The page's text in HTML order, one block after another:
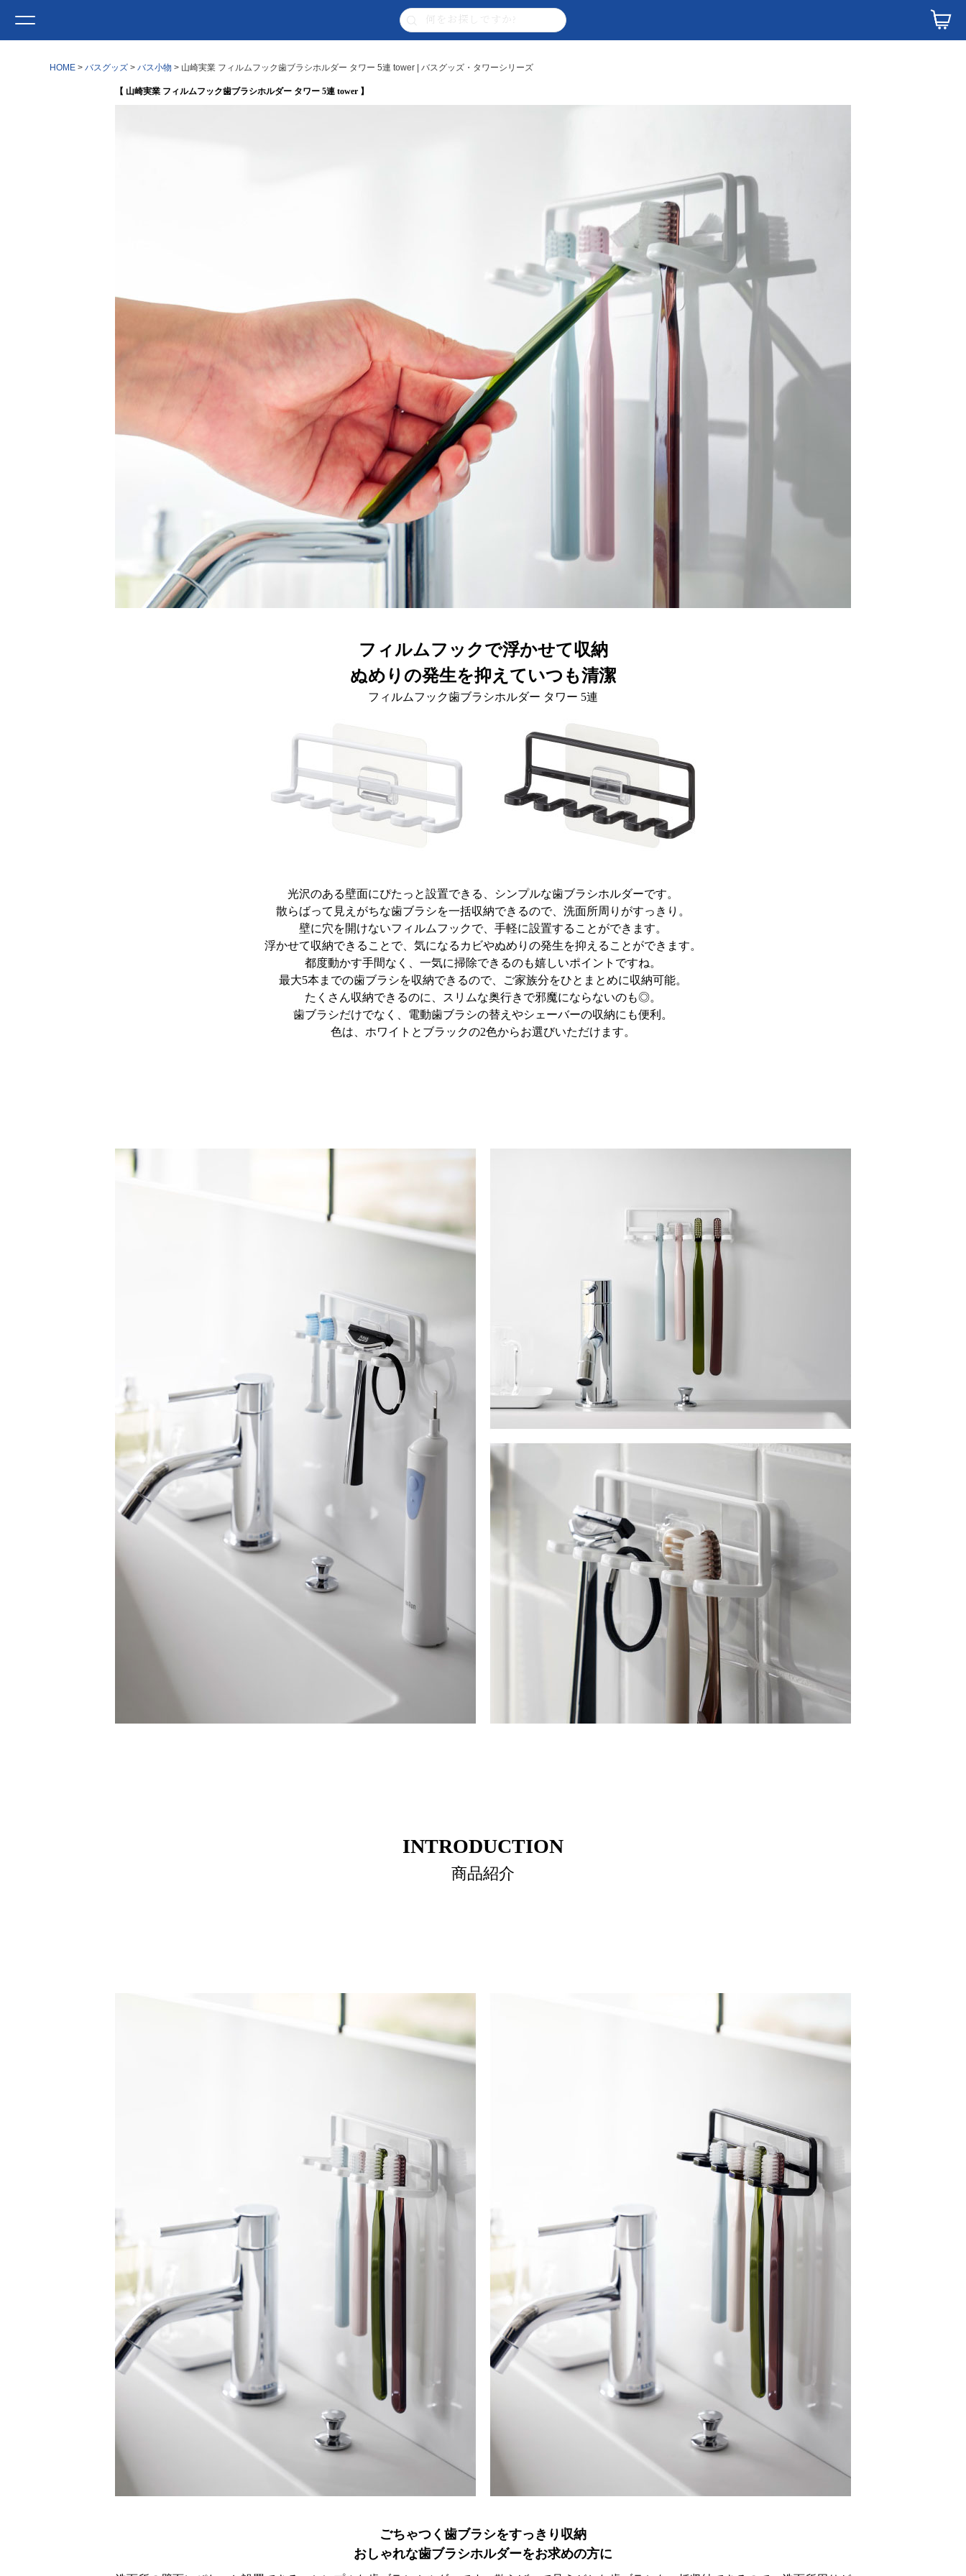
HOME バスグッズ バス小物 山崎実業 フィルムフック歯ブラシホルダー タワー 5連 tower | バスグッズ・タワーシリーズ
【 山崎実業 フィルムフック歯ブラシホルダー タワー 5連 tower 】
フィルムフックで浮かせて収納
ぬめりの発生を抑えていつも清潔
フィルムフック歯ブラシホルダー タワー 5連
光沢のある壁面にぴたっと設置できる、シンプルな歯ブラシホルダーです。
散らばって見えがちな歯ブラシを一括収納できるので、洗面所周りがすっきり。
壁に穴を開けないフィルムフックで、手軽に設置することができます。
浮かせて収納できることで、気になるカビやぬめりの発生を抑えることができます。
都度動かす手間なく、一気に掃除できるのも嬉しいポイントですね。
最大5本までの歯ブラシを収納できるので、ご家族分をひとまとめに収納可能。
たくさん収納できるのに、スリムな奥行きで邪魔にならないのも◎。
歯ブラシだけでなく、電動歯ブラシの替えやシェーバーの収納にも便利。
色は、ホワイトとブラックの2色からお選びいただけます。
INTRODUCTION
商品紹介
ごちゃつく歯ブラシをすっきり収納
おしゃれな歯ブラシホルダーをお求めの方に